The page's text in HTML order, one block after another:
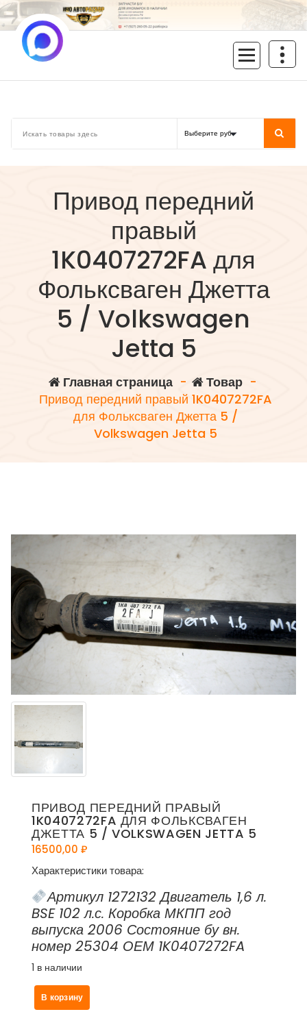
Перейти
к
содержимому
Привод передний
правый
1K0407272FA для
Фольксваген Джетта
5 / Volkswagen
Jetta 5
Главная страница- Товар-
Привод передний правый 1K0407272FA
для Фольксваген Джетта 5 /
Volkswagen Jetta 5
ПРИВОД ПЕРЕДНИЙ ПРАВЫЙ
1K0407272FA ДЛЯ ФОЛЬКСВАГЕН
ДЖЕТТА 5 / VOLKSWAGEN JETTA 5
16500,00 ₽
Характеристики товара:
Артикул 1272132 Двигатель 1,6 л.
BSE 102 л.с. Коробка МКПП год
выпуска 2006 Состояние бу вн.
номер 25304 ОЕМ 1K0407272FA
1 в наличии
Количество
товара
В корзину